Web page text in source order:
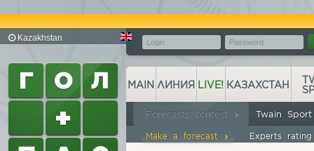
Kazakhstan
MAIN ЛИНИЯ LIVE! КАЗАХСТАН
Forecasts contest
Make a forecast Experts
Twain